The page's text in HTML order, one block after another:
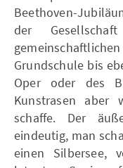
Beethoven-
der
Grundschule bis
Oper oder des
Kunstrasen aber
schaffe. Der
eindeutig, man
einen Silbersee,